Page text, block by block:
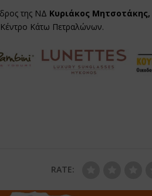
της ΝΔ Κυριάκος Μητσοτάκης,
Κέντρο Κάτω Πετραλώνων.
RATE: